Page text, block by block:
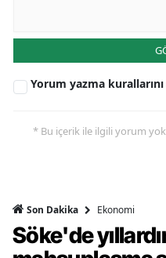
Yorum yazma kurallarını
* Bu içerik ile ilgili yorum
Son Dakika Ekonomi
Söke'de